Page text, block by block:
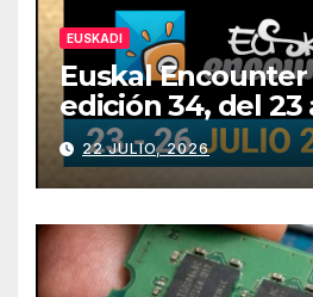
EUSKADI
Euskal Encounter
edición 34, del 23
julio
22 JULIO, 2026